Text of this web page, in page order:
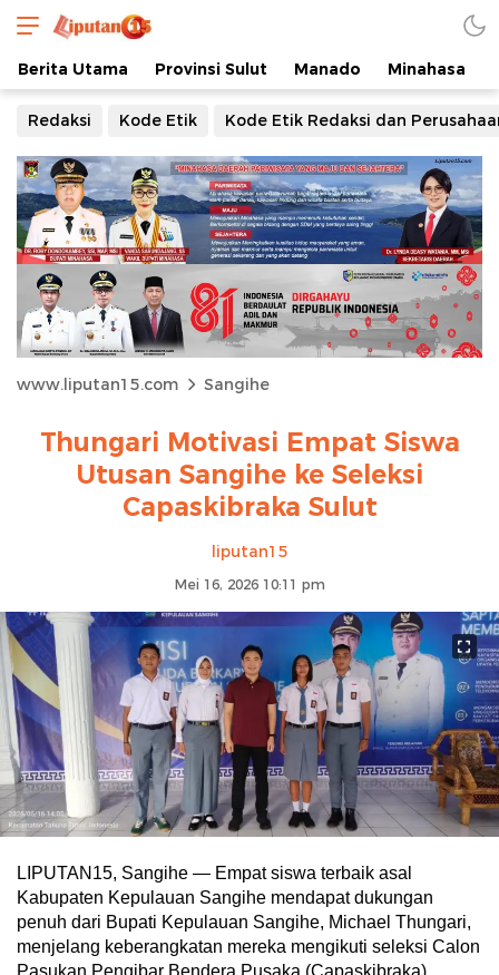
Berita Utama Provinsi Sulut Manado Minahasa
Redaksi Kode Etik Kode Etik Redaksi dan
www.liputan15.com Sangihe
Thungari Motivasi Empat Siswa
Utusan Sangihe ke Seleksi
Capaskibraka Sulut
liputan15
Mei 16, 2026 10:11 pm
LIPUTAN15, Sangihe — Empat siswa terbaik asal
Kabupaten Kepulauan Sangihe mendapat dukungan
penuh dari Bupati Kepulauan Sangihe, Michael Thungari,
menjelang keberangkatan mereka mengikuti seleksi Calon
Pasukan Pengibar Bendera Pusaka (Capaskibraka)